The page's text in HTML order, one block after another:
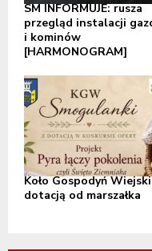
SM INFORMUJE: rusza
przegląd instalacji
i kominów
[HARMONOGRAM]
Koło Gospodyń
dotacją od marszałka